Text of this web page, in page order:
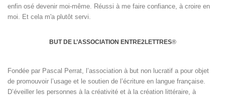
enfin osé devenir moi-même. Réussi à me faire confiance, à croire en
moi. Et cela m'a plutôt servi.
BUT DE L’ASSOCIATION ENTRE2LETTRES®
Fondée par Pascal Perrat, l’association à but non lucratif a pour objet
de promouvoir l’usage et le soutien de l’écriture en langue française.
D’éveiller les personnes à la créativité et à la création littéraire, à